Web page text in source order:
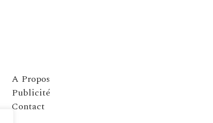
A Propos
Publicité
Contact